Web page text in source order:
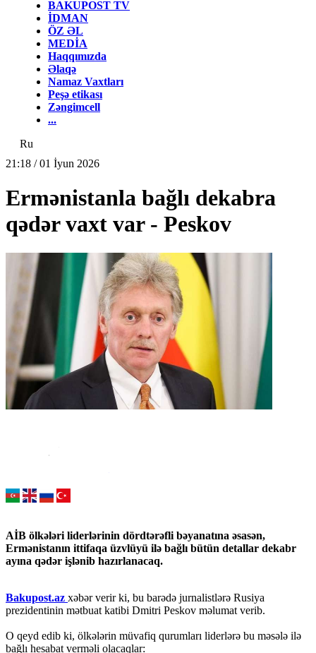
BAKUPOST TV
İDMAN
ÖZ ƏL
MEDİA
Haqqımızda
Əlaqə
Namaz Vaxtları
Peşə etikası
Zəngimcell
...
Ru
21:18 / 01 İyun 2026
Ermənistanla bağlı dekabra
qədər vaxt var - Peskov
AİB ölkələri liderlərinin dördtərəfli bəyanatına əsasən,
Ermənistanın ittifaqa üzvlüyü ilə bağlı bütün detallar dekabr
ayına qədər işlənib hazırlanacaq.
Bakupost.az xəbər verir ki, bu barədə jurnalistlərə Rusiya
prezidentinin mətbuat katibi Dmitri Peskov məlumat verib.
O qeyd edib ki, ölkələrin müvafiq qurumları liderlərə bu məsələ ilə
bağlı hesabat verməli olacaqlar: